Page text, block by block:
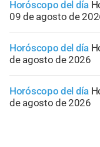
Horóscopo del día
09 de agosto de
Horóscopo del día
de agosto de 2026
Horóscopo del día
de agosto de 2026